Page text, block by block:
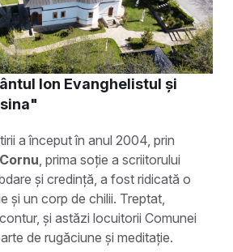
Ion Evanghelistul și
a început în anul 2004, prin
, prima soție a scriitorului
și credință, a fost ridicată o
și un corp de chilii. Treptat,
și astăzi locuitorii Comunei
de rugăciune și meditație.